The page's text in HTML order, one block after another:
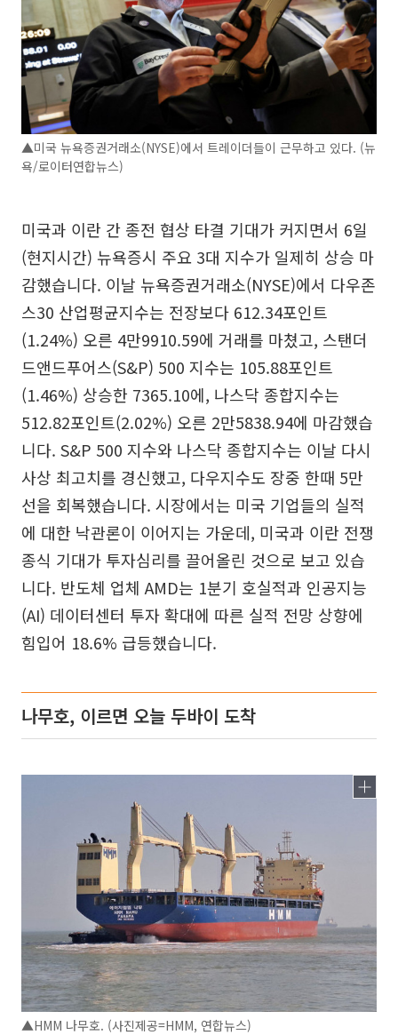
▲미국 뉴욕증권거래소(NYSE)에서 트레이더들이 근무하고 있다. (뉴
욕/로이터연합뉴스)
미국과 이란 간 종전 협상 타결 기대가 커지면서 6일
(현지시간) 뉴욕증시 주요 3대 지수가 일제히 상승 마
감했습니다. 이날 뉴욕증권거래소(NYSE)에서 다우존
스30 산업평균지수는 전장보다 612.34포인트
(1.24%) 오른 4만9910.59에 거래를 마쳤고, 스탠더
드앤드푸어스(S&P) 500 지수는 105.88포인트
(1.46%) 상승한 7365.10에, 나스닥 종합지수는
512.82포인트(2.02%) 오른 2만5838.94에 마감했습
니다. S&P 500 지수와 나스닥 종합지수는 이날 다시
사상 최고치를 경신했고, 다우지수도 장중 한때 5만
선을 회복했습니다. 시장에서는 미국 기업들의 실적
에 대한 낙관론이 이어지는 가운데, 미국과 이란 전쟁
종식 기대가 투자심리를 끌어올린 것으로 보고 있습
니다. 반도체 업체 AMD는 1분기 호실적과 인공지능
(AI) 데이터센터 투자 확대에 따른 실적 전망 상향에
힘입어 18.6% 급등했습니다.
나무호, 이르면 오늘 두바이 도착
▲HMM 나무호. (사진제공=HMM, 연합뉴스)